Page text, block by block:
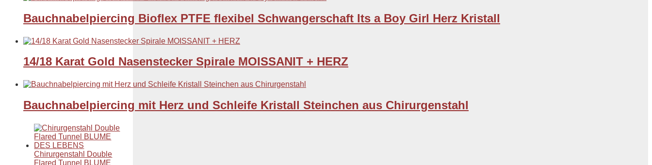
Bauchnabelpiercing Bioflex PTFE flexibel Schwangerschaft Its a Boy Girl Herz Kristall
14/18 Karat Gold Nasenstecker Spirale MOISSANIT + HERZ
Bauchnabelpiercing mit Herz und Schleife Kristall Steinchen aus Chirurgenstahl
Chirurgenstahl Double
Flared Tunnel BLUME